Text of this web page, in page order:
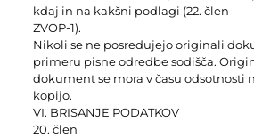
kdaj in na kakšni podlagi (22. člen
ZVOP-1).
Nikoli se ne posredujejo originali
primeru pisne odredbe sodišča.
dokument se mora v času odsotnosti
kopijo.
VI. BRISANJE PODATKOV
20. člen